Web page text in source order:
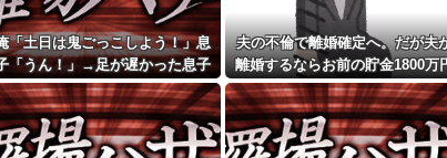
とを言われ…
国人受け入れ反対」56.3％に わずか2年で20.7ポイント増、
世代ほど増加」
いるとき、義兄嫁が私の子供達に「お母さんが死んだらどう
引き取れないわよ。」と
は遊園地や水族館が大嫌い。夏休みのお出かけ先はおばあち
の母「可哀想。孫ちゃんと一緒にＴＤＬに連れて行ってあげた
烈火の如くキレられた
「土日は鬼ごっこしよう！」息
「うん！」→足が遅かった息子
と本気で遊び続けた10年後…
夫の不倫で離婚確定へ。だが夫
離婚するならお前の貯金1800万
を財産分与しろ」と言い出した